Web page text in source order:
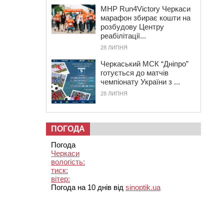
MHP Run4Victory Черкаси
марафон збирає кошти на
розбудову Центру
реабілітації...
28 ЛИПНЯ
Черкаський МСК “Дніпро”
готується до матчів
чемпіонату України з ...
28 ЛИПНЯ
ПОГОДА
Погода
Черкаси
вологість:
тиск:
вітер:
Погода на 10 днів від sinoptik.ua